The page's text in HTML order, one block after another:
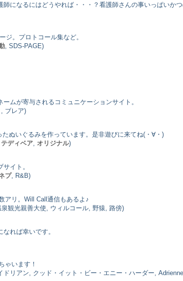
になるにはどうやれば・・・？看護師さんの事いっぱいかつ
ジ。プロトコール集など。
, SDS-PAGE)
ムが寄与されるコミュニケーションサイト。
ブレア)
ぬいぐるみを作っています。是非遊びに来てね(・∀・)
テディベア オリジナル)
イト。
プ, R&B)
アリ。Will Call通信もあるよ♪
観光親善大使, ウィルコール, 野猿, 路傍)
れば幸いです。
ゃいます！
リアン, クッド・イット・ビー・エニー・ハーダー,